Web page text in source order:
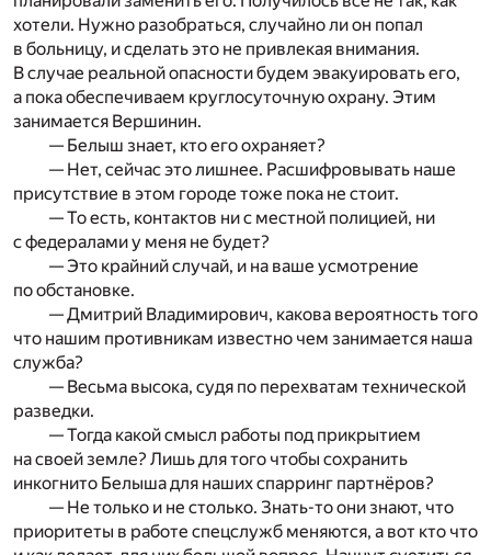
хотели. Нужно разобраться, случайно ли он попал
в больницу, и сделать это не привлекая внимания.
В случае реальной опасности будем эвакуировать его,
а пока обеспечиваем круглосуточную охрану. Этим
занимается Вершинин.
— Белыш знает, кто его охраняет?
— Нет, сейчас это лишнее. Расшифровывать наше
присутствие в этом городе тоже пока не стоит.
— То есть, контактов ни с местной полицией, ни
с федералами у меня не будет?
— Это крайний случай, и на ваше усмотрение
по обстановке.
— Дмитрий Владимирович, какова вероятность того
что нашим противникам известно чем занимается наша
служба?
— Весьма высока, судя по перехватам технической
разведки.
— Тогда какой смысл работы под прикрытием
на своей земле? Лишь для того чтобы сохранить
инкогнито Белыша для наших спарринг партнёров?
— Не только и не столько. Знать-то они знают, что
приоритеты в работе спецслужб меняются, а вот кто что